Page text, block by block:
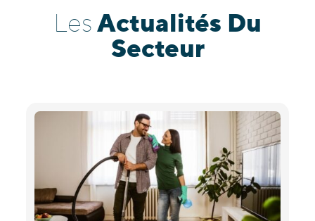
LesActualités Du
Secteur